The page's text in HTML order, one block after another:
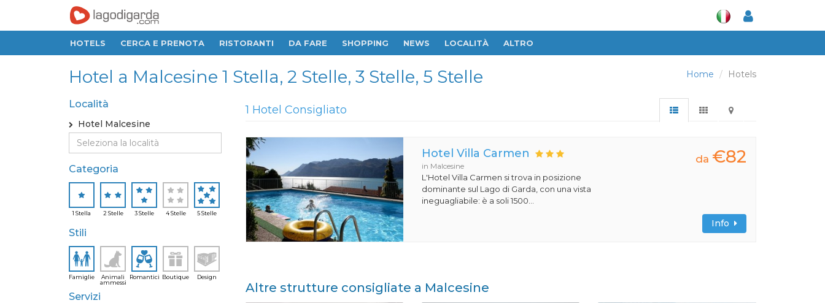
HOTELS CERCA E PRENOTA RISTORANTI DA FARE SHOPPING NEWS LOCALITÀ ALTRO
Home Hotels
Hotel a Malcesine 1 Stella, 2 Stelle, 3 Stelle, 5 Stelle
Località
Hotel Malcesine
Categoria
1 Stella 2 Stelle 3 Stelle 4 Stelle 5 Stelle
Stili
Famiglie
Animali
ammessi
Romantici Boutique Design
Servizi
1 Hotel Consigliato
Hotel Villa Carmen
in Malcesine
L'Hotel Villa Carmen si trova in posizione
dominante sul Lago di Garda, con una vista
ineguagliabile: è a soli 1500...
da €82
Info
Altre strutture consigliate a Malcesine